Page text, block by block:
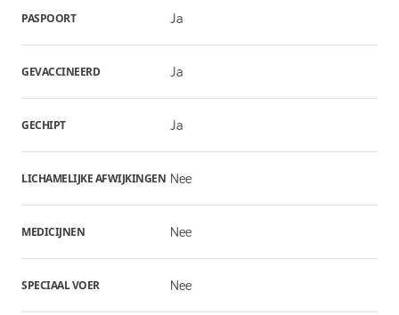
PASPOORT Ja
GEVACCINEERD Ja
GECHIPT Ja
LICHAMELIJKE AFWIJKINGEN Nee
MEDICIJNEN Nee
SPECIAAL VOER Nee